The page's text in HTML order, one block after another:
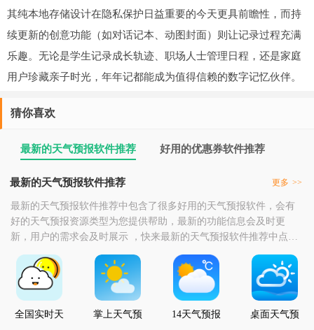
其纯本地存储设计在隐私保护日益重要的今天更具前瞻性，而持
续更新的创意功能（如对话记本、动图封面）则让记录过程充满
乐趣。无论是学生记录成长轨迹、职场人士管理日程，还是家庭
用户珍藏亲子时光，年年记都能成为值得信赖的数字记忆伙伴。
猜你喜欢
最新的天气预报软件推荐 好用的优惠券软件推荐
最新的天气预报软件推荐 更多 >>
最新的天气预报软件推荐中包含了很多好用的天气预报软件，会有
好的天气预报资源类型为您提供帮助，最新的功能信息会及时更
新，用户的需求会及时展示 ，快来最新的天气预报软件推荐中点击
下载最新的天气预报软件吧。
全国实时天
掌上天气预
14天气预报
桌面天气预